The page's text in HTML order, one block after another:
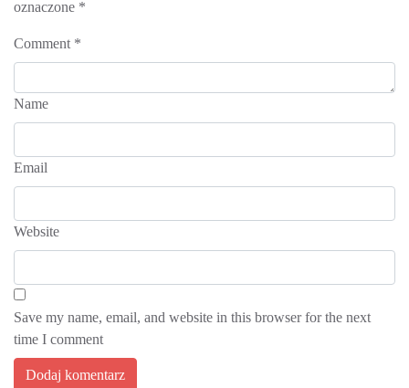
oznaczone *
Comment *
Name
Email
Website
Save my name, email, and website in this browser for the next
time I comment